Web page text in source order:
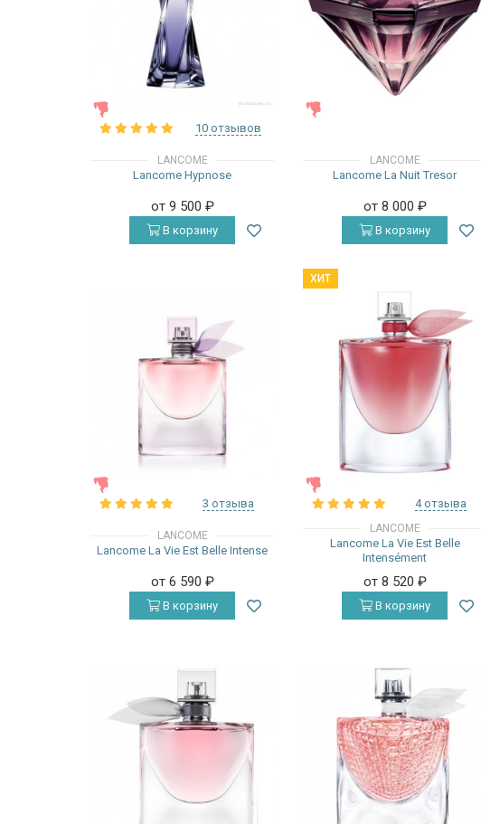
10 отзывов
LANCOME
Lancome Hypnose
от 9 500 ₽
В корзину
LANCOME
Lancome La Nuit Tresor
от 8 000 ₽
В корзину
3 отзыва
LANCOME
Lancome La Vie Est Belle Intense
от 6 590 ₽
В корзину
ХИТ
4 отзыва
LANCOME
Lancome La Vie Est Belle
Intensément
от 8 520 ₽
В корзину